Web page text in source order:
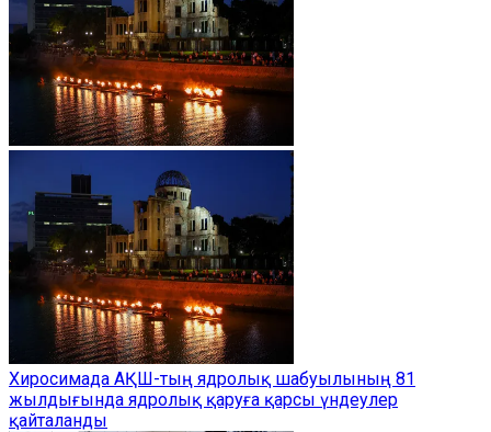
Хиросимада АҚШ-тың ядролық шабуылының 81
жылдығында ядролық қаруға қарсы үндеулер
қайталанды